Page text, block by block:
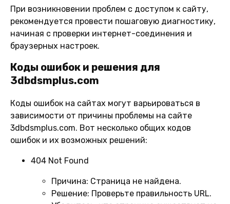
При возникновении проблем с доступом к сайту,
рекомендуется провести пошаговую диагностику,
начиная с проверки интернет-соединения и
браузерных настроек.
Коды ошибок и решения для
3dbdsmplus.com
Коды ошибок на сайтах могут варьироваться в
зависимости от причины проблемы на сайте
3dbdsmplus.com. Вот несколько общих кодов
ошибок и их возможных решений:
404 Not Found
Причина: Страница не найдена.
Решение: Проверьте правильность URL.